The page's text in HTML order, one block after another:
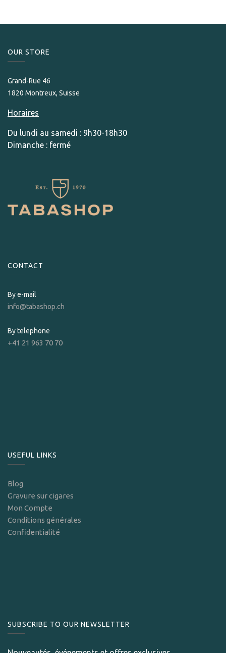
OUR STORE​
Grand-Rue 46
1820 Montreux, Suisse
Horaires
Du lundi au samedi : 9h30-18h30
Dimanche : fermé
CONTACT
By e-mail
info@tabashop.ch
By telephone
+41 21 963 70 70
USEFUL LINKS
Blog
Gravure sur cigares
Mon Compte
Conditions générales
Confidentialité
SUBSCRIBE TO OUR NEWSLETTER